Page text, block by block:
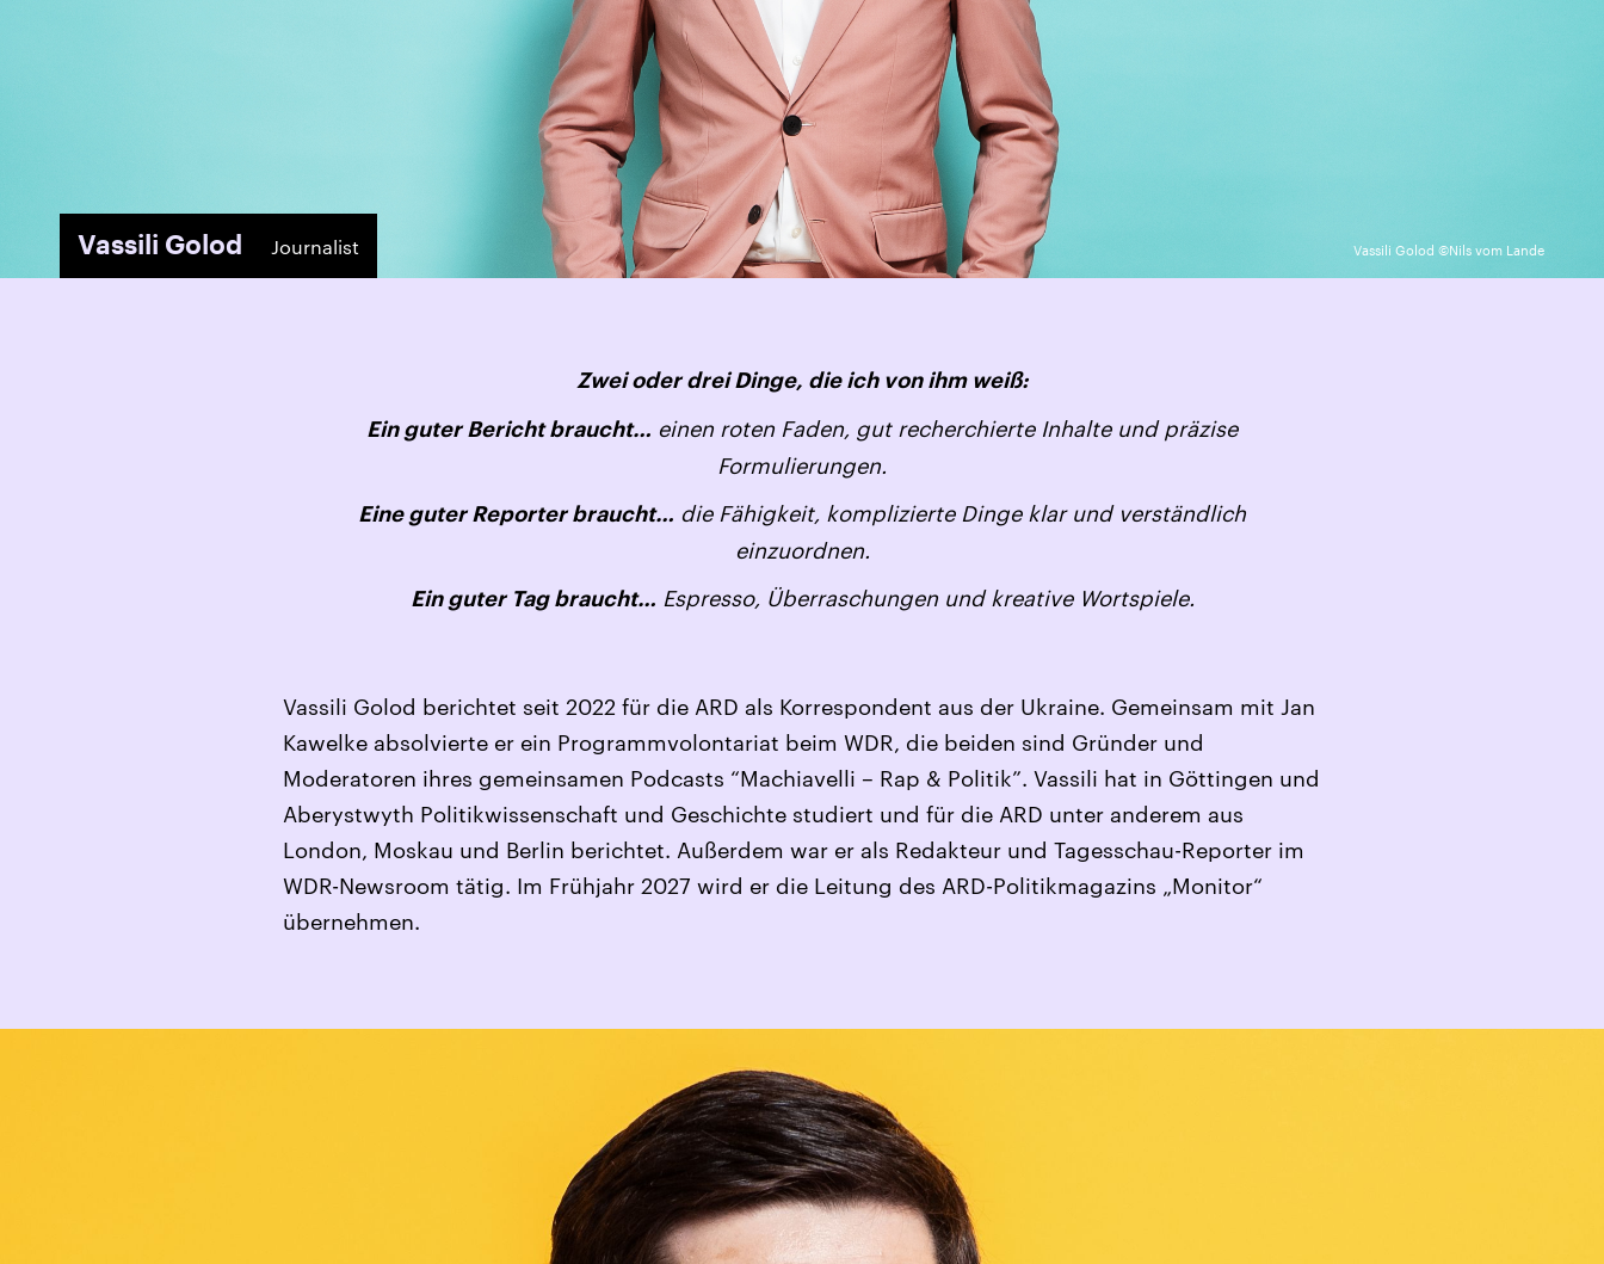
Vassili Golod Journalist Vassili Golod ©Nils vom Lande
Zwei oder drei Dinge, die ich von ihm weiß:
Ein guter Bericht braucht… einen roten Faden, gut recherchierte Inhalte und präzise
Formulierungen.
Eine guter Reporter braucht… die Fähigkeit, komplizierte Dinge klar und verständlich
einzuordnen.
Ein guter Tag braucht… Espresso, Überraschungen und kreative Wortspiele.
Vassili Golod berichtet seit 2022 für die ARD als Korrespondent aus der Ukraine. Gemeinsam mit Jan
Kawelke absolvierte er ein Programmvolontariat beim WDR, die beiden sind Gründer und
Moderatoren ihres gemeinsamen Podcasts “Machiavelli – Rap & Politik”. Vassili hat in Göttingen und
Aberystwyth Politikwissenschaft und Geschichte studiert und für die ARD unter anderem aus
London, Moskau und Berlin berichtet. Außerdem war er als Redakteur und Tagesschau-Reporter im
WDR-Newsroom tätig. Im Frühjahr 2027 wird er die Leitung des ARD-Politikmagazins „Monitor“
übernehmen.